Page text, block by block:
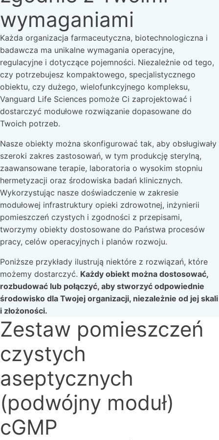
wymaganiami
Każda organizacja farmaceutyczna, biotechnologiczna i
badawcza ma unikalne wymagania operacyjne,
regulacyjne i dotyczące pojemności. Niezależnie od tego,
czy potrzebujesz kompaktowego, specjalistycznego
obiektu, czy dużego, wielofunkcyjnego kompleksu,
Vanguard Life Sciences pomoże Ci zaprojektować i
dostarczyć modułowe rozwiązanie dopasowane do
Twoich potrzeb.
Nasze obiekty można skonfigurować tak, aby obsługiwały
szeroki zakres zastosowań, w tym produkcję sterylną,
zaawansowane terapie, laboratoria o wysokim stopniu
hermetyzacji oraz środowiska badań klinicznych.
Wykorzystując nasze doświadczenie w zakresie
modułowej infrastruktury opieki zdrowotnej, inżynierii
pomieszczeń czystych i zgodności z przepisami,
tworzymy obiekty dostosowane do Państwa procesów
pracy, celów operacyjnych i planów rozwoju.
Poniższe przykłady ilustrują niektóre z rozwiązań, które
możemy dostarczyć. Każdy obiekt można dostosować,
rozbudować lub połączyć, aby stworzyć odpowiednie
środowisko dla Twojej organizacji, niezależnie od jej skali
i złożoności.
Zestaw pomieszczeń
czystych
aseptycznych
(podwójny moduł)
cGMP